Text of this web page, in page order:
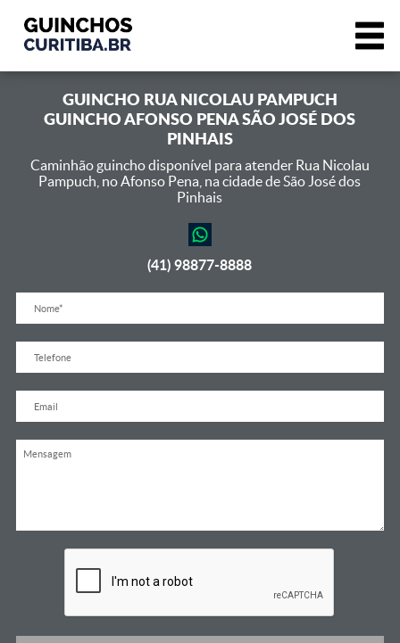
GUINCHO RUA NICOLAU PAMPUCH
GUINCHO AFONSO PENA SÃO JOSÉ DOS
PINHAIS
Caminhão guincho disponível para atender Rua Nicolau
Pampuch, no Afonso Pena, na cidade de São José dos
Pinhais
(41) 98877-8888